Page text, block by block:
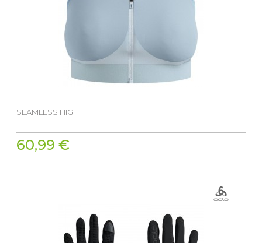
SEAMLESS HIGH
60,99 €